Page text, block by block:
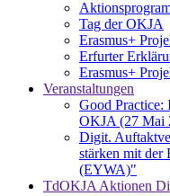
Tag der OKJA
Erasmus+
Erfurter
Erasmus+
Veranstaltungen
Good Practice:
OKJA (27 Mai
Digit.
stärken mit der
(EYWA)"
TdOKJA Aktionen